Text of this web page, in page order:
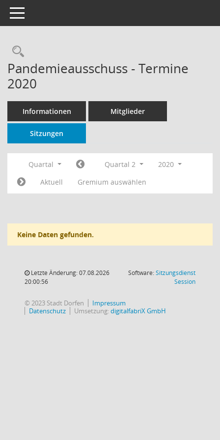
Toggle navigation
Rechercheauswahl
Pandemieausschuss - Termine
2020
Informationen Mitglieder
Sitzungen
Quartal Quartal 2
2020
Aktuell
Gremium auswählen
Keine Daten gefunden.
Letzte Änderung: 07.08.2026
20:00:56
Software:Sitzungsdienst
Session(Wird in
© 2023 Stadt Dorfen
Impressum
Datenschutz
Umsetzung:digitalfabriX GmbH